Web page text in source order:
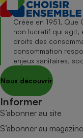
Créée en 1951,
non lucratif qui agit,
droits des
consommation
enjeux sanitaires,
Nous découvrir
Informer
S’abonner au site
S’abonner au magazine